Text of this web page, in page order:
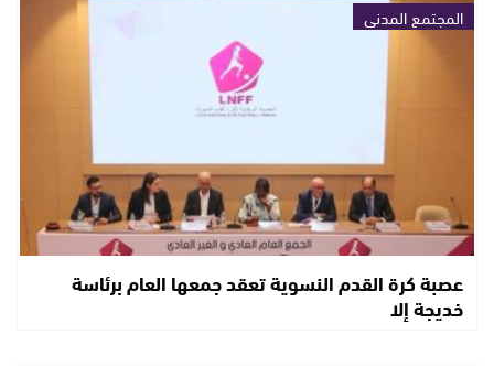
المجتمع المدني
عصبة كرة القدم النسوية تعقد جمعها العام برئاسة
خديجة إلا